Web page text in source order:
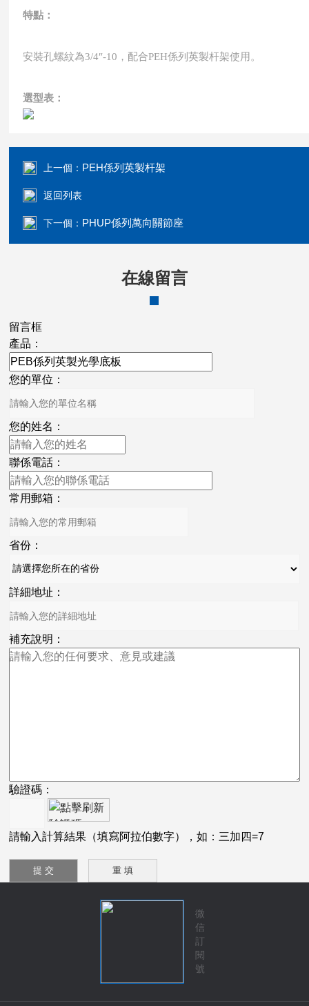
特點：
安裝孔螺紋為3/4″-10，配合PEH係列英製杆架使用。
選型表：
上一個： PEH係列英製杆架
返回列表
下一個： PHUP係列萬向關節座
在線留言
留言框
產品：
您的單位：
您的姓名：
聯係電話：
常用郵箱：
省份：
詳細地址：
補充說明：
驗證碼：
請輸入計算結果（填寫阿拉伯數字），如：三加四=7
微
信
訂
閱
號